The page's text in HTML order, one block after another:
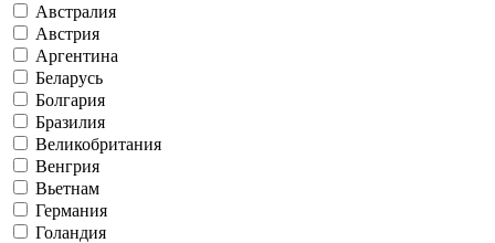
Австралия
Австрия
Аргентина
Беларусь
Болгария
Бразилия
Великобритания
Венгрия
Вьетнам
Германия
Голандия